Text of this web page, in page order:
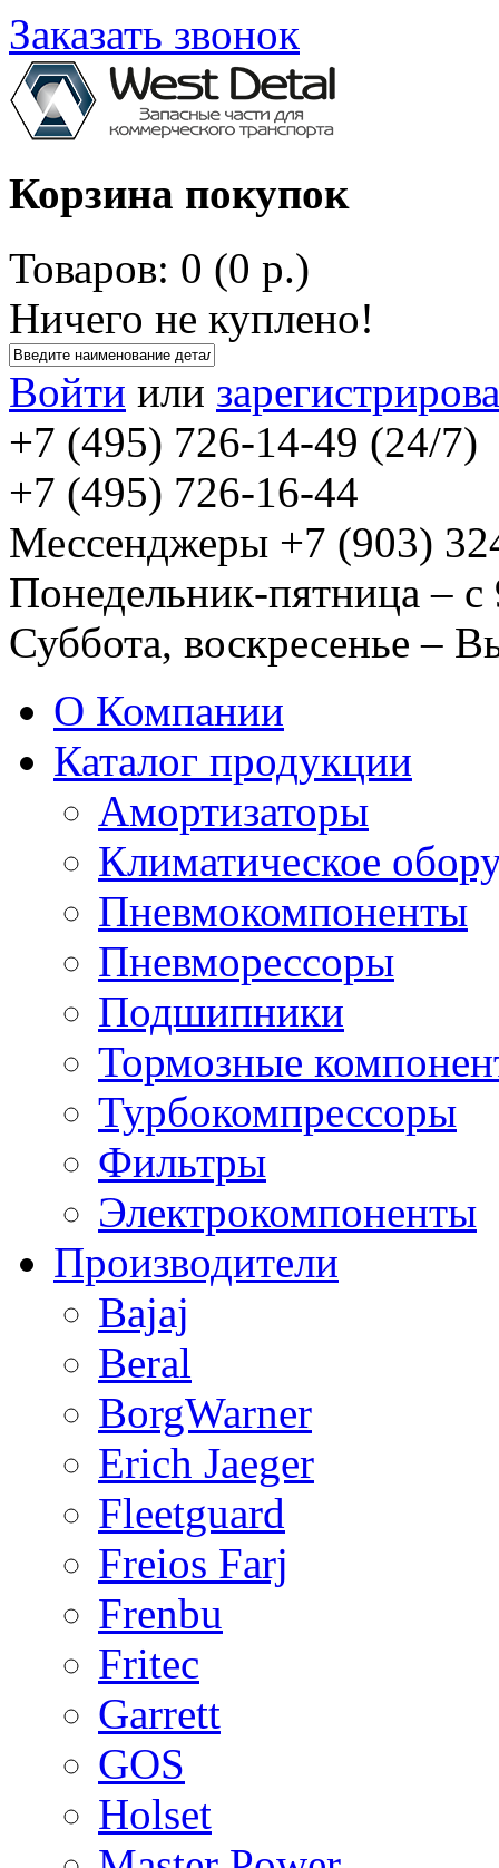
Заказать звонок
Корзина покупок
Товаров: 0 (0 р.)
Ничего не куплено!
Войти или
+7 (495) 726-14-49 (24/7)
+7 (495) 726-16-44
Мессенджеры +7 (903)
Понедельник-пятница –
Суббота, воскресенье –
О Компании
Каталог продукции
Амортизаторы
Климатическое
Пневмокомпоненты
Пневморессоры
Подшипники
Тормозные
Турбокомпрессоры
Фильтры
Электрокомпоненты
Производители
Bajaj
Beral
BorgWarner
Erich Jaeger
Fleetguard
Freios Farj
Frenbu
Fritec
Garrett
GOS
Holset